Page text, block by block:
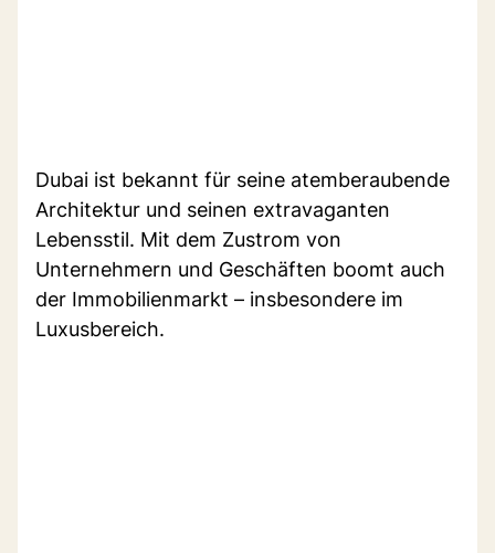
Dubai ist bekannt für seine atemberaubende
Architektur und seinen extravaganten
Lebensstil. Mit dem Zustrom von
Unternehmern und Geschäften boomt auch
der Immobilienmarkt – insbesondere im
Luxusbereich.